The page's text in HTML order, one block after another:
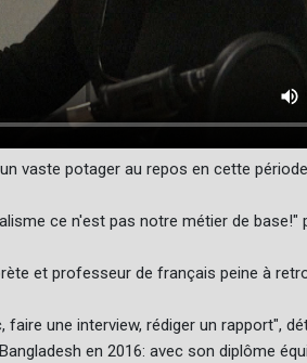
vaste potager au repos en cette
ce n'est pas notre métier de base!"
et professeur de français peine à
une interview, rédiger un rapport",
en 2016: avec son diplôme